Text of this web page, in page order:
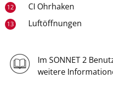
12 CI Ohrhaken
13 Luftöffnungen
Im SONNET 2
weitere